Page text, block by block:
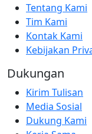
Tentang Kami
Tim Kami
Kontak Kami
Kebijakan
Dukungan
Kirim Tulisan
Media Sosial
Dukung Kami